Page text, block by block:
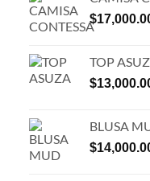
$
TOP
$
BLUSA
$